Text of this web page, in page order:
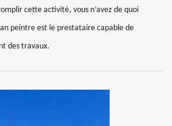
cette activité, vous n’avez de quoi
peintre est le prestataire capable de
des travaux.